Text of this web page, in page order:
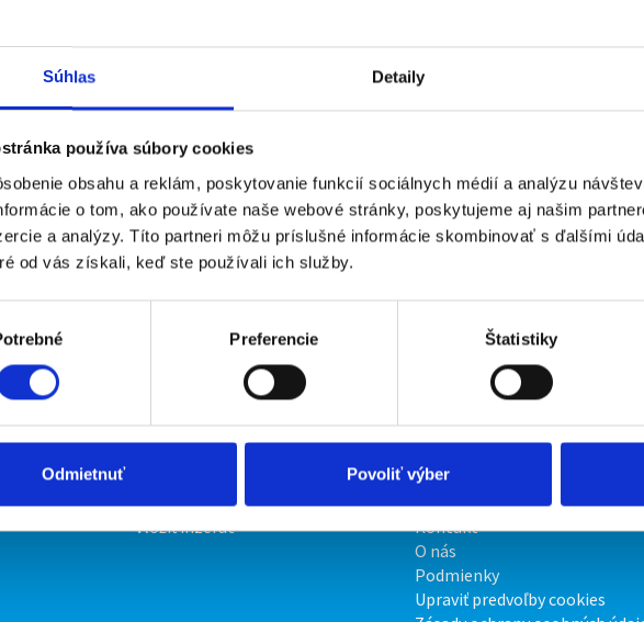
Súhlas Detaily
používa súbory cookies
obsahu a reklám, poskytovanie funkcií sociálnych médií a analýzu
o tom, ako používate naše webové stránky, poskytujeme aj našim
a analýzy. Títo partneri môžu príslušné informácie skombinovať s ďalšími
od vás získali, keď ste používali ich služby.
Preferencie Štatistiky
Odmietnuť Povoliť výber
Vložiť inzerát
O portáli
Kontakt
O nás
Podmienky
Upraviť predvoľby cookies